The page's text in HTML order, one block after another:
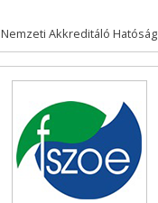
Nemzeti Akkreditáló Hatóság